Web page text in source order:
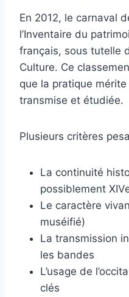
En 2012, le carnaval
l’Inventaire du
français, sous tutelle
Culture. Ce
que la pratique mérite
transmise et étudiée.
Plusieurs critères
La continuité
possiblement
Le caractère
muséifié)
La transmission
les bandes
L’usage de
clés